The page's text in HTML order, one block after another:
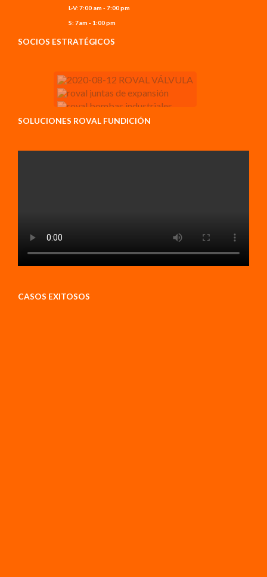
L-V: 7:00 am - 7:00 pm
S: 7am - 1:00 pm
SOCIOS ESTRATÉGICOS
SOLUCIONES ROVAL FUNDICIÓN
CASOS EXITOSOS